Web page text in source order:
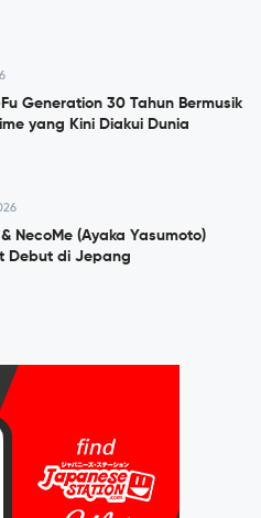
Generation 30 Tahun Bermusik
yang Kini Diakui Dunia
NecoMe (Ayaka Yasumoto)
Debut di Jepang